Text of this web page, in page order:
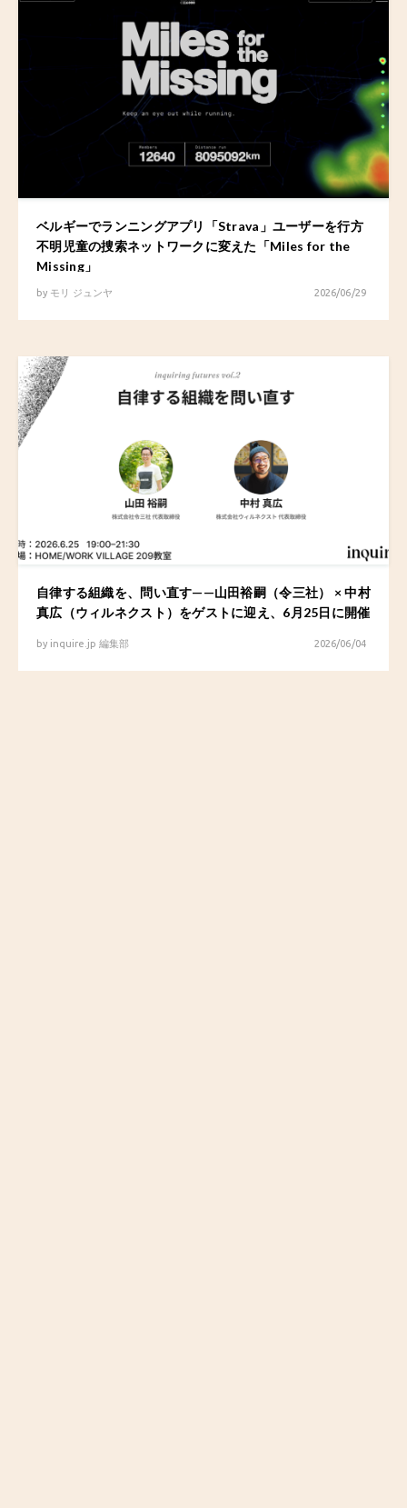
ベルギーでランニングアプリ「Strava」ユーザーを行方
不明児童の捜索ネットワークに変えた「Miles for the
Missing」
by モリ ジュンヤ 2026/06/29
自律する組織を、問い直す——山田裕嗣（令三社） × 中村
真広（ウィルネクスト）をゲストに迎え、6月25日に開催
by inquire.jp 編集部 2026/06/04